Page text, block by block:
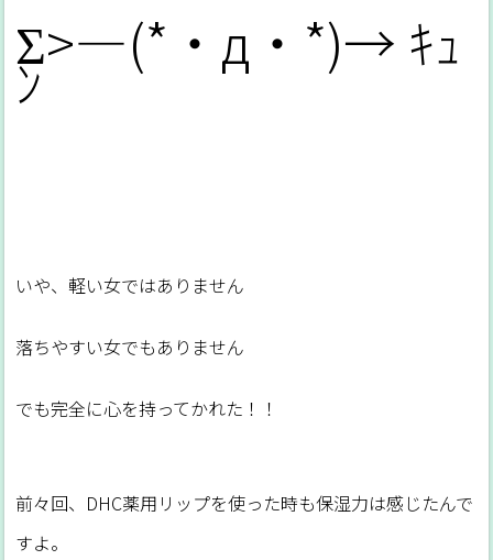
Σ>―(*・д・*)→ ｷｭ
ﾝ
いや、軽い女ではありません
落ちやすい女でもありません
でも完全に心を持ってかれた！！
前々回、DHC薬用リップを使った時も保湿力は感じたんで
すよ。